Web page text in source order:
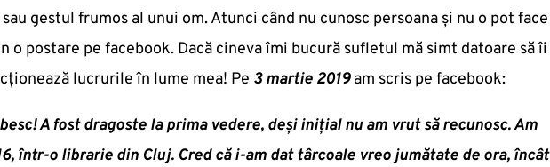
gestul frumos al unui om. Atunci când nu cunosc persoana și nu o pot face
o postare pe facebook. Dacă cineva îmi bucură sufletul mă simt datoare să îi
lucrurile în lume mea! Pe 3 martie 2019am scris pe facebook:
A fost dragoste la prima vedere, deși inițial nu am vrut să recunosc. Am
într-o librarie din Cluj. Cred că i-am dat târcoale vreo jumătate de ora, încât